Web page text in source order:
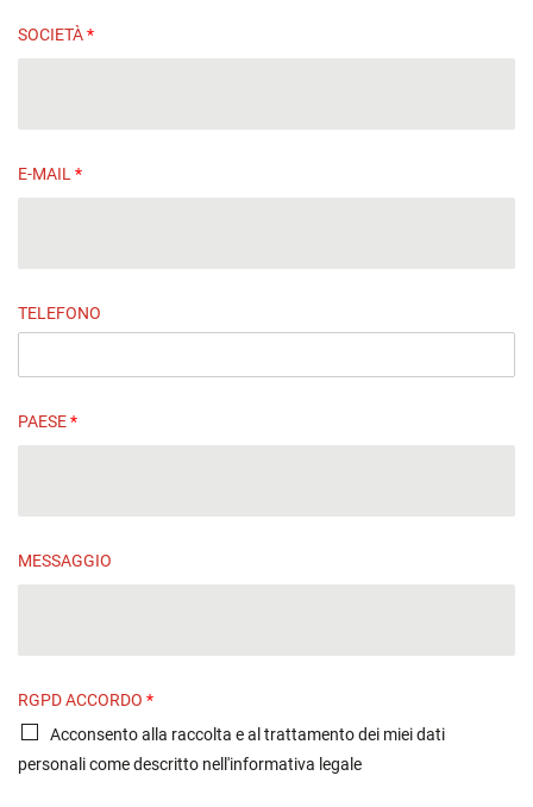
SOCIETÀ*
E-MAIL *
TELEFONO
PAESE*
MESSAGGIO
RGPD ACCORDO *
Acconsento alla raccolta e al trattamento dei miei dati
personali come descritto nell'informativa legale